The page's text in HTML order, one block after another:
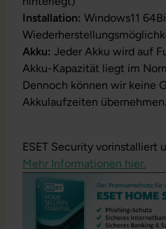
Installation: Windows11
Akku: Jeder Akku wird auf
Akku-Kapazität liegt im
Dennoch können wir keine
Akkulaufzeiten übernehmen.
ESET Security vorinstalliert
Mehr Informationen hier.